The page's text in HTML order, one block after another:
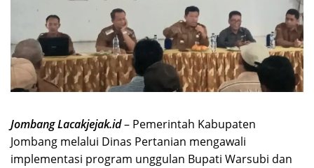
Jombang Lacakjejak.id– Pemerintah Kabupaten
Jombang melalui Dinas Pertanian mengawali
implementasi program unggulan Bupati Warsubi dan